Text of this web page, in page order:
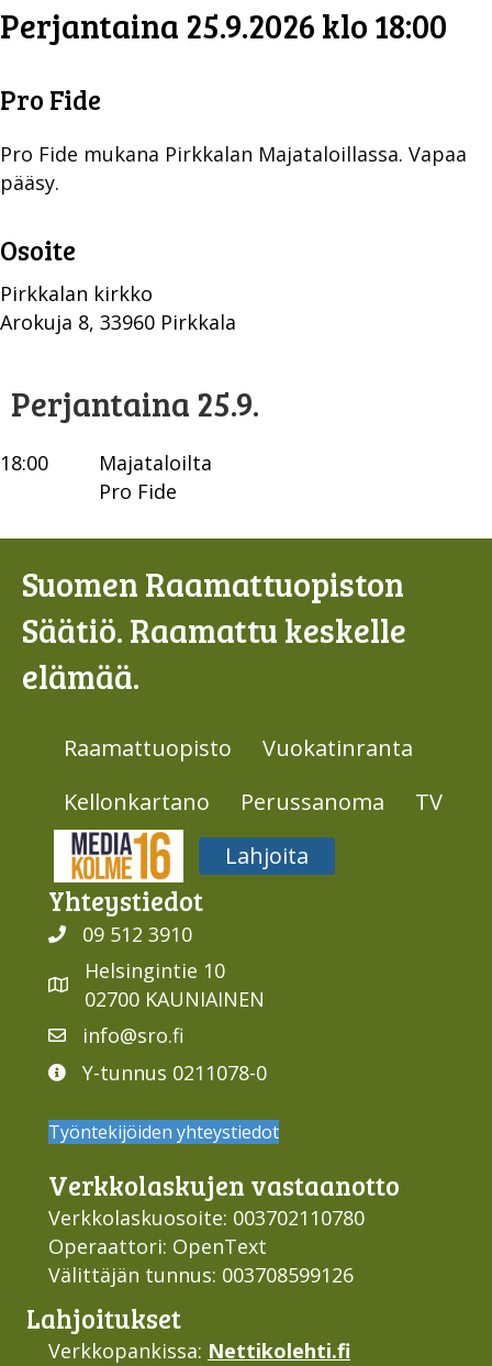
Perjantaina 25.9.2026 klo 18:00
Pro Fide
Pro Fide mukana Pirkkalan Majataloillassa. Vapaa
pääsy.
Osoite
Pirkkalan kirkko
Arokuja 8, 33960 Pirkkala
Perjantaina 25.9.
18:00
Majataloilta
Pro Fide
Suomen Raamattuopiston
Säätiö. Raamattu keskelle
elämää.
Raamattuopisto
Vuokatinranta
Kellonkartano
Perussanoma
TV
Media316
Lahjoita
Yhteys­tiedot
09 512 3910
Helsingintie 10
02700 KAUNIAINEN
info@sro.fi
Y-tunnus 0211078-0
Työntekijöiden yhteystiedot
Verkko­laskujen vastaan­otto
Verkkolaskuosoite: 003702110780
Operaattori: OpenText
Välittäjän tunnus: 003708599126
Lahjoi­tukset
Verkkopankissa: Nettikolehti.fi